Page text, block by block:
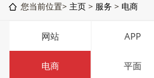
您当前位置> 主页 > 服务 > 电商
网站 APP
电商 平面